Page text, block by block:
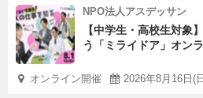
NPO法人アスデッサン
【中学生・高校生対象
う「ミライドア」オン
オンライン開催 2026年8月16日(